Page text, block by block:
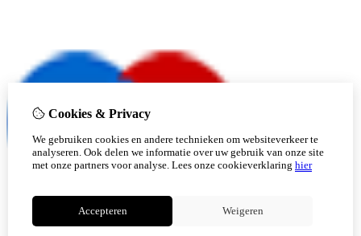
Cookies & Privacy
We gebruiken cookies en andere technieken om websiteverkeer te
analyseren. Ook delen we informatie over uw gebruik van onze site
met onze partners voor analyse. Lees onze cookieverklaring hier
Accepteren Weigeren